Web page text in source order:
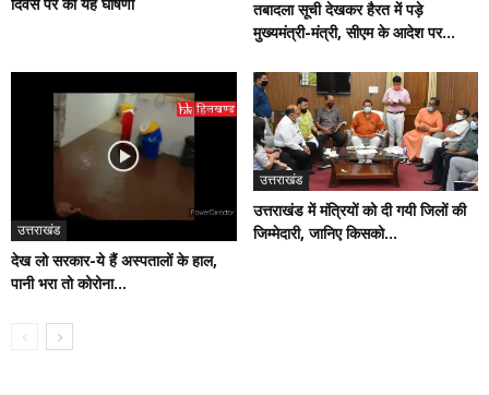
तबादला सूची देखकर हैरत में पड़े
मुख्यमंत्री-मंत्री, सीएम के आदेश पर...
उत्तराखंड
देख लो सरकार-ये हैं अस्पतालों के हाल,
पानी भरा तो कोरोना...
उत्तराखंड
उत्तराखंड में मंत्रियों को दी गयी जिलों की
जिम्मेदारी, जानिए किसको...